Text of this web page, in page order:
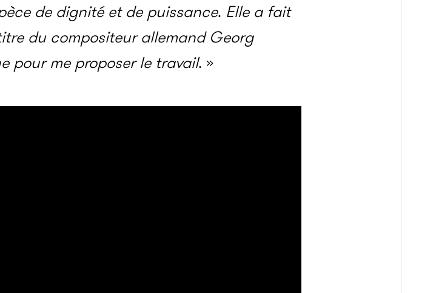
de dignité et de puissance. Elle a fait
du compositeur allemand Georg
pour me proposer le travail. »